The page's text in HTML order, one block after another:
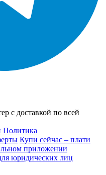
с доставкой по всей
Политика
Купи сейчас – плати
приложении
юридических лиц